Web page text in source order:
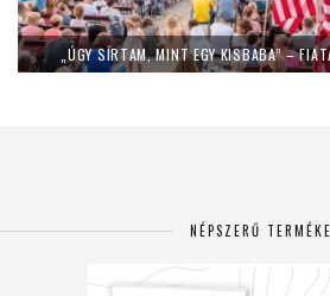
„ÚGY SÍRTAM, MINT EGY KISBABA” –
NÉPSZERŰ